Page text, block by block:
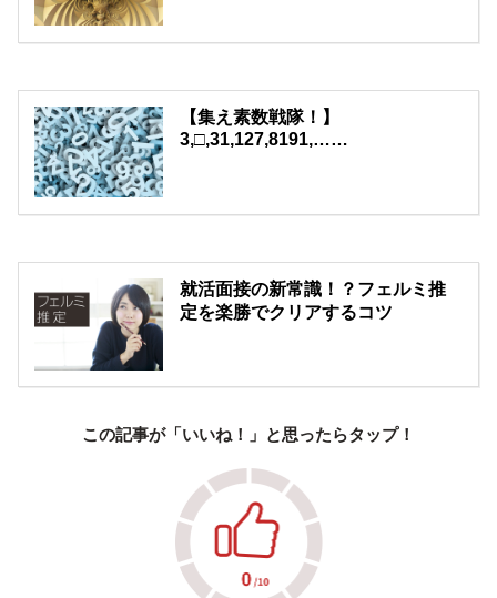
【集え素数戦隊！】
3,□,31,127,8191,……
就活面接の新常識！？フェルミ推
定を楽勝でクリアするコツ
この記事が「いいね！」と思ったらタップ！